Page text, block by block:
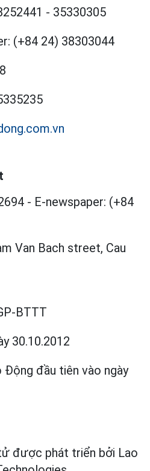
- 35330305
(+84 24) 38303044
- E-newspaper: (+84
Van Bach street, Cau
BTTT
30.10.2012
Động đầu tiên vào ngày
được phát triển bởi Lao